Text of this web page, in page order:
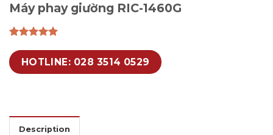
Máy phay giường RIC-1460G
HOTLINE: 028 3514 0529
Description